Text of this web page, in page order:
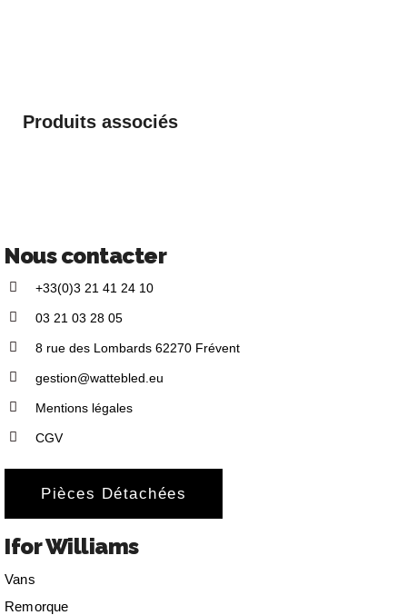
Produits associés
Nous contacter
+33(0)3 21 41 24 10
03 21 03 28 05
8 rue des Lombards 62270 Frévent
gestion@wattebled.eu
Mentions légales
CGV
Pièces Détachées
Ifor Williams
Vans
Remorque